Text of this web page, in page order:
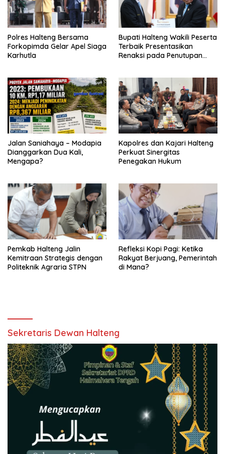
Polres Halteng Bersama
Forkopimda Gelar Apel Siaga
Karhutla
Bupati Halteng Wakili Peserta
Terbaik Presentasikan
Renaksi pada Penutupan
Jalan Saniahaya – Modapia
Dianggarkan Dua Kali,
Mengapa?
Kapolres dan Kajari Halteng
Perkuat Sinergitas
Penegakan Hukum
Pemkab Halteng Jalin
Kemitraan Strategis dengan
Politeknik Agraria STPN
Refleksi Kopi Pagi: Ketika
Rakyat Berjuang, Pemerintah
di Mana?
Sekretaris Dewan Halteng